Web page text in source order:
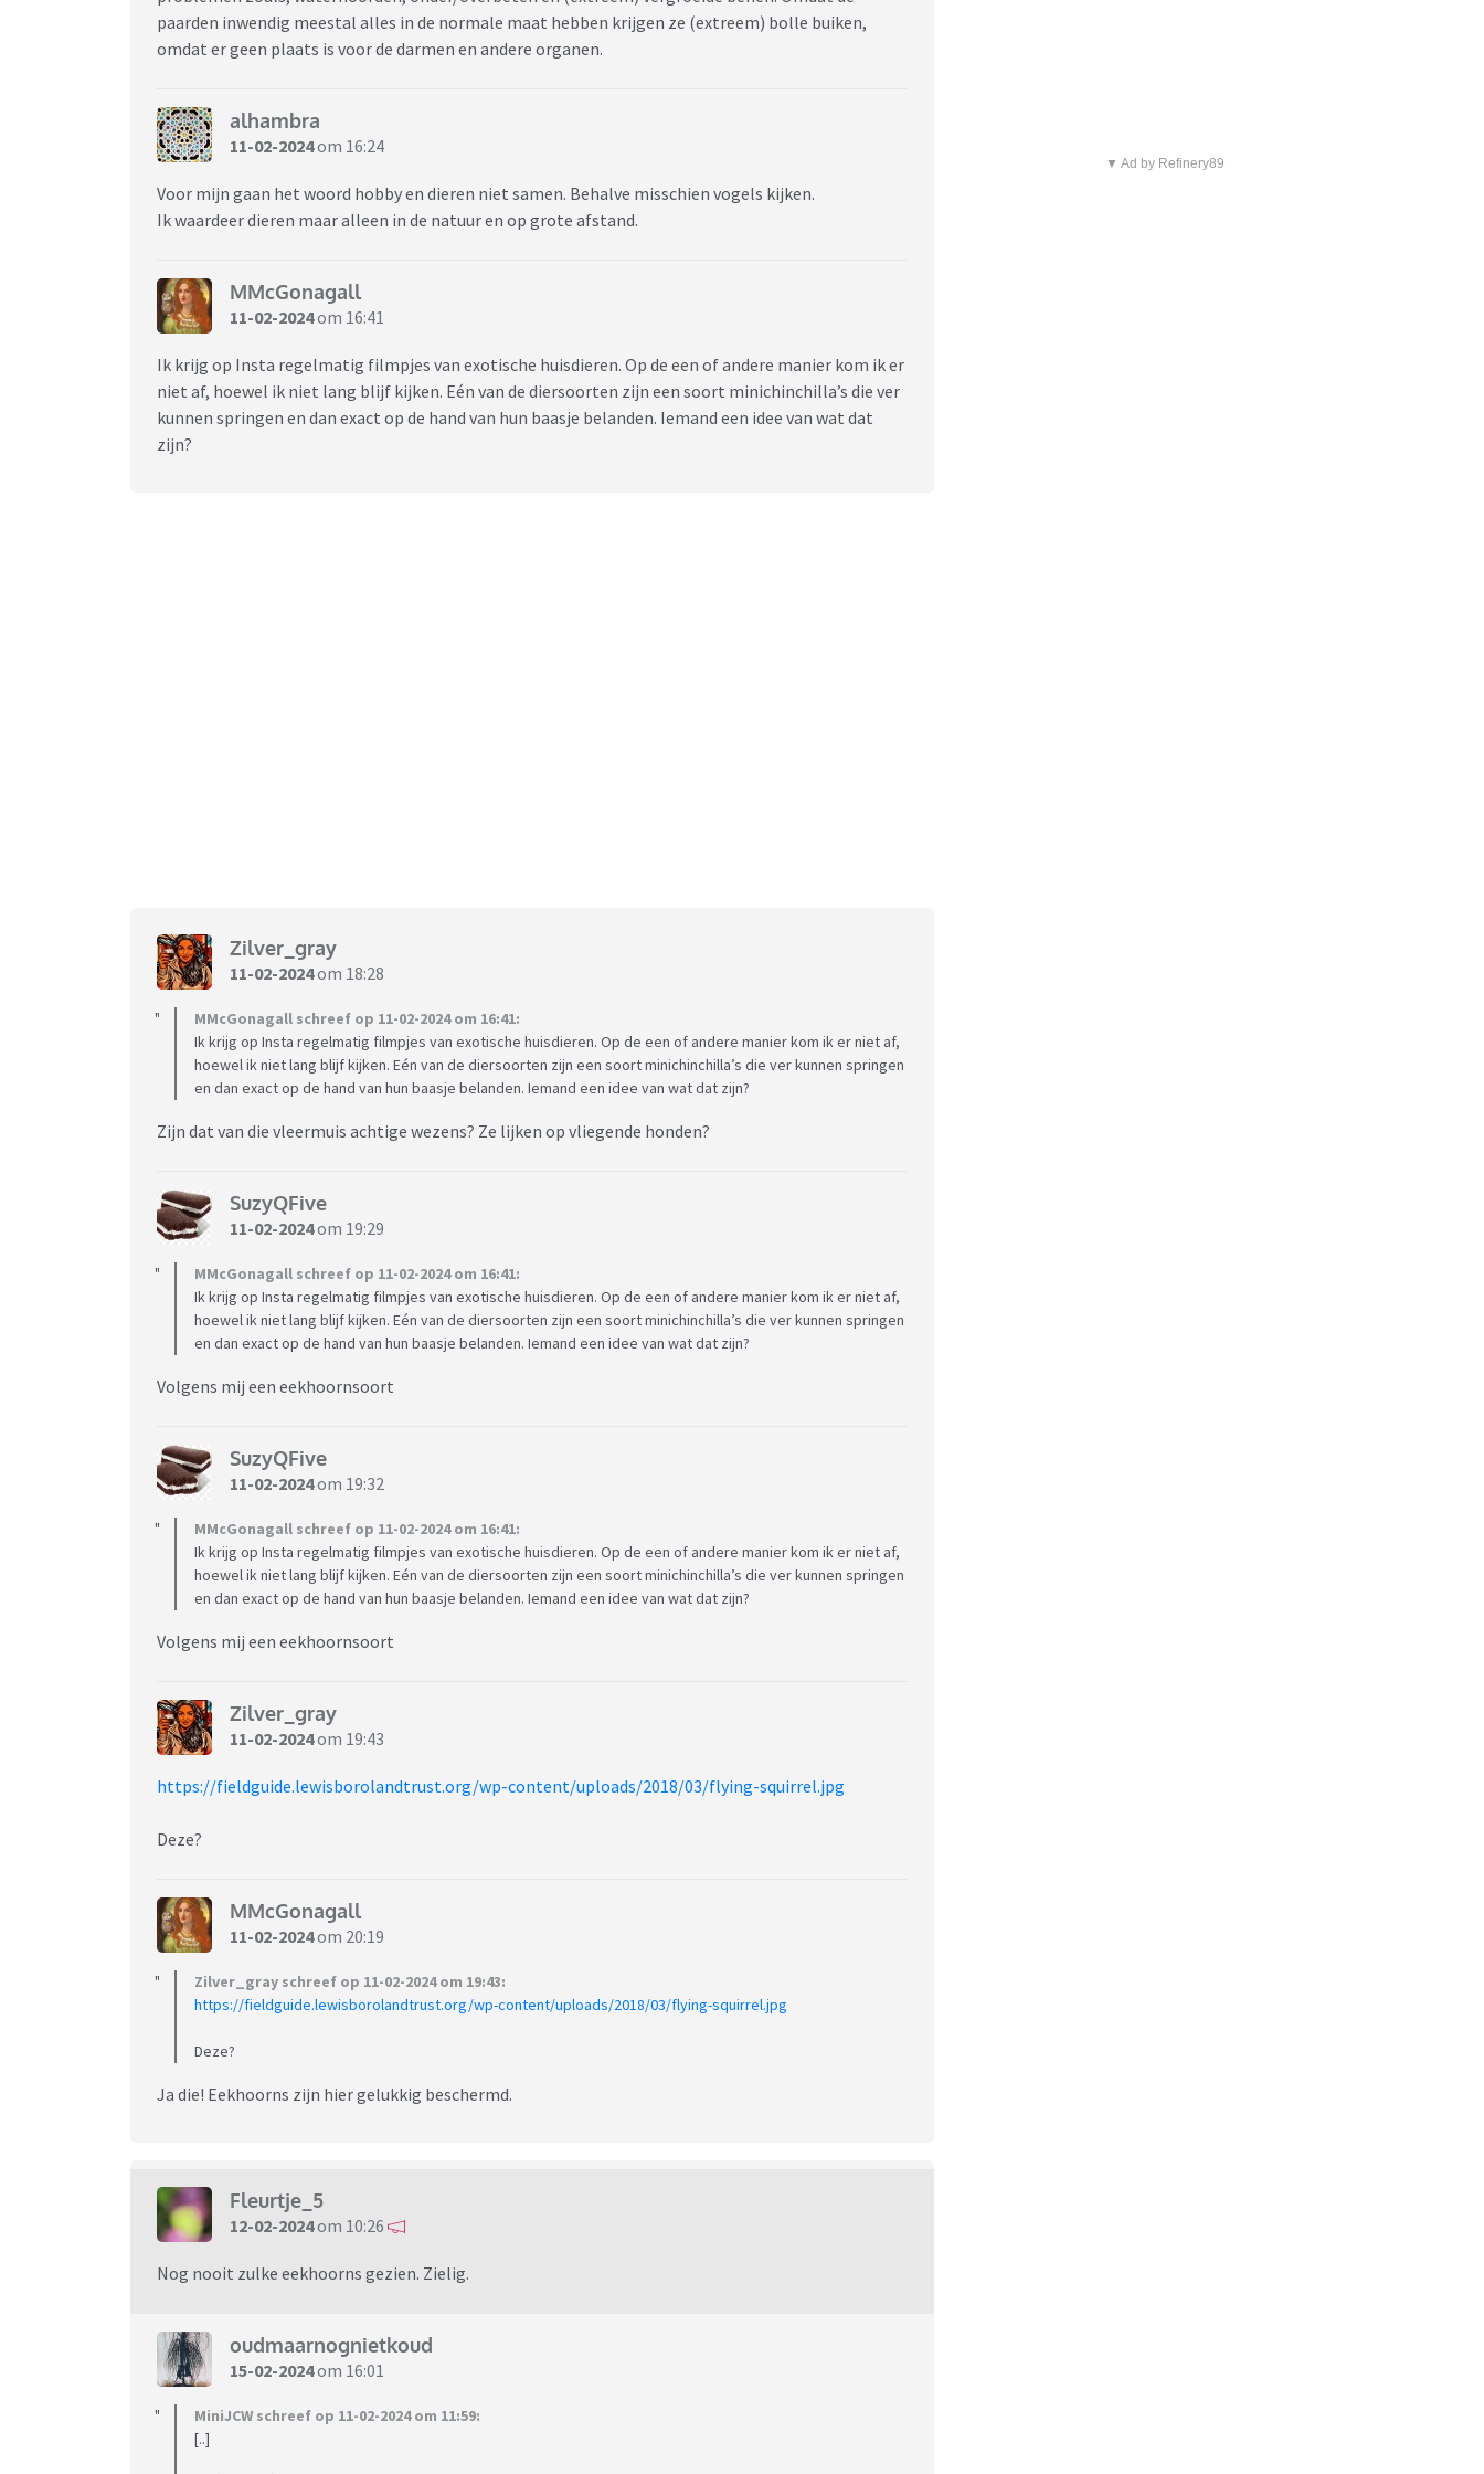
paarden inwendig meestal alles in de normale maat hebben krijgen ze (extreem) bolle buiken,
omdat er geen plaats is voor de darmen en andere organen.
alhambra
11-02-2024om 16:24
Voor mijn gaan het woord hobby en dieren niet samen. Behalve misschien vogels kijken.
Ik waardeer dieren maar alleen in de natuur en op grote afstand.
MMcGonagall
11-02-2024om 16:41
Ik krijg op Insta regelmatig filmpjes van exotische huisdieren. Op de een of andere manier kom ik er
niet af, hoewel ik niet lang blijf kijken. Eén van de diersoorten zijn een soort minichinchilla’s die ver
kunnen springen en dan exact op de hand van hun baasje belanden. Iemand een idee van wat dat
zijn?
Zilver_gray
11-02-2024om 18:28
MMcGonagall schreef op 11-02-2024 om 16:41:
Ik krijg op Insta regelmatig filmpjes van exotische huisdieren. Op de een of andere manier kom ik er niet af,
hoewel ik niet lang blijf kijken. Eén van de diersoorten zijn een soort minichinchilla’s die ver kunnen springen
en dan exact op de hand van hun baasje belanden. Iemand een idee van wat dat zijn?
Zijn dat van die vleermuis achtige wezens? Ze lijken op vliegende honden?
SuzyQFive
11-02-2024om 19:29
MMcGonagall schreef op 11-02-2024 om 16:41:
Ik krijg op Insta regelmatig filmpjes van exotische huisdieren. Op de een of andere manier kom ik er niet af,
hoewel ik niet lang blijf kijken. Eén van de diersoorten zijn een soort minichinchilla’s die ver kunnen springen
en dan exact op de hand van hun baasje belanden. Iemand een idee van wat dat zijn?
Volgens mij een eekhoornsoort
SuzyQFive
11-02-2024om 19:32
MMcGonagall schreef op 11-02-2024 om 16:41:
Ik krijg op Insta regelmatig filmpjes van exotische huisdieren. Op de een of andere manier kom ik er niet af,
hoewel ik niet lang blijf kijken. Eén van de diersoorten zijn een soort minichinchilla’s die ver kunnen springen
en dan exact op de hand van hun baasje belanden. Iemand een idee van wat dat zijn?
Volgens mij een eekhoornsoort
Zilver_gray
11-02-2024om 19:43
https://fieldguide.lewisborolandtrust.org/wp-content/uploads/2018/03/flying-squirrel.jpg
Deze?
MMcGonagall
11-02-2024om 20:19
Zilver_gray schreef op 11-02-2024 om 19:43:
https://fieldguide.lewisborolandtrust.org/wp-content/uploads/2018/03/flying-squirrel.jpg
Deze?
Ja die! Eekhoorns zijn hier gelukkig beschermd.
Fleurtje_5
12-02-2024om 10:26
Nog nooit zulke eekhoorns gezien. Zielig.
oudmaarnognietkoud
15-02-2024om 16:01
MiniJCW schreef op 11-02-2024 om 11:59:
[..]
▼ Ad by Refinery89